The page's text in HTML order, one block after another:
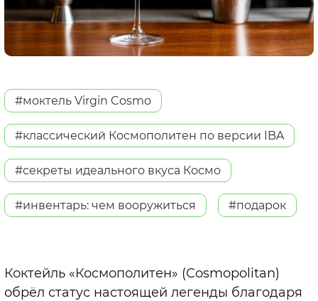
#моктель Virgin Cosmo
#классический Космополитен по версии IBA
#секреты идеального вкуса Космо
#инвентарь: чем вооружиться #подарок
Коктейль «Космополитен» (Cosmopolitan)
обрёл статус настоящей легенды благодаря